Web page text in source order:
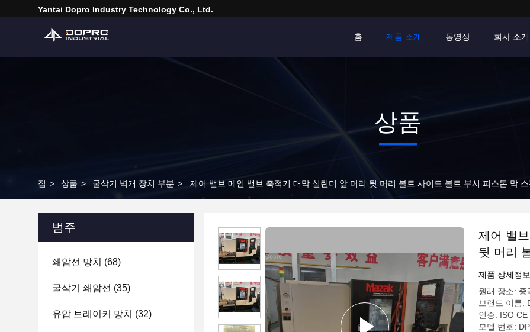
Yantai Dopro Industry Technology Co., Ltd.
홈 제품 소개 동영상 회사 소개
상품
집 > 상품 > 굴삭기 벽개 장치 부분 > 제어 밸브 메인 밸브 축적기 대막 실린더 앞 머리 뒷 머리 볼트 사이드 볼트 부시 피스톤 막
범주
쇄암선 망치 (68)
굴삭기 쇄암선 (35)
유압 브레이커 망치 (32)
제어 밸
뒷 머리
제품 상세정보
원래 장소: 중
브랜드 이름:
인증: ISO CE
모델 번호: